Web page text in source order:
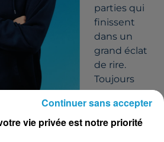
parties qui
finissent
dans un
grand éclat
de rire.
Toujours
partant pour
découvrir un
nouvel
vie privée est notre priorité
Continuer sans accepter